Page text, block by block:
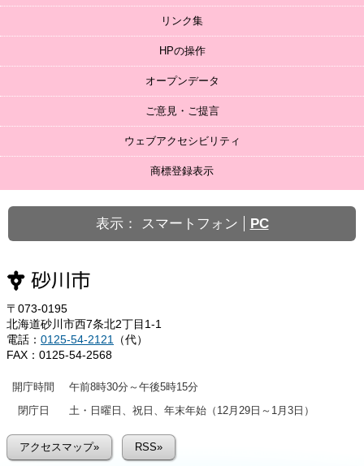
リンク集
HPの操作
オープンデータ
ご意見・ご提言
ウェブアクセシビリティ
商標登録表示
表示： スマートフォン PC
〒073-0195
北海道砂川市西7条北2丁目1-1
電話： 0125-54-2121
（代）
FAX：0125-54-2568
開庁時間
午前8時30分～午後5時15分
閉庁日
土・日曜日、祝日、年末年始（12月29日～1月3日）
アクセスマップ» RSS»